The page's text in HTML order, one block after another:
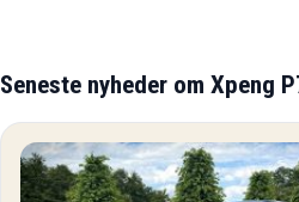
Seneste nyheder om Xpeng